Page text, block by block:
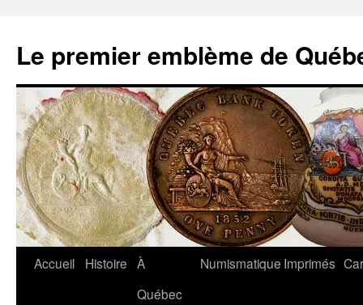
contenu
Le premier emblème de
Accueil Histoire À
Québec
Numismatique Imprimés